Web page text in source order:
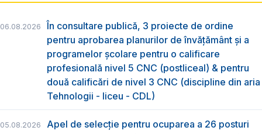
06.08.2026
În consultare publică, 3 proiecte de ordine
pentru aprobarea planurilor de învățământ și a
programelor școlare pentru o calificare
profesională nivel 5 CNC (postliceal) & pentru
două calificări de nivel 3 CNC (discipline din aria
Tehnologii - liceu - CDL)
05.08.2026
Apel de selecție pentru ocuparea a 26 posturi